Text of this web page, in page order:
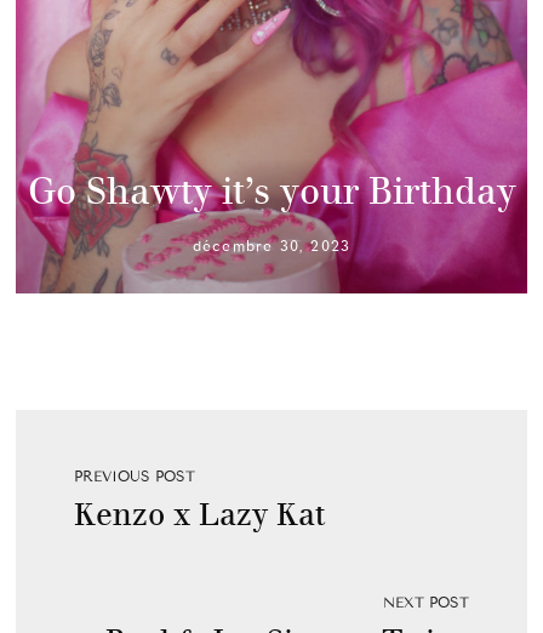
Go Shawty it’s your Birthday
décembre 30, 2023
PREVIOUS POST
Kenzo x Lazy Kat
NEXT POST